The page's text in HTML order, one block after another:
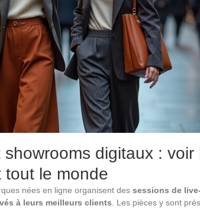
digitaux : voir
tout le monde
nées en ligne organisent des sessions de
à leurs meilleurs clients . Les pièces y sont